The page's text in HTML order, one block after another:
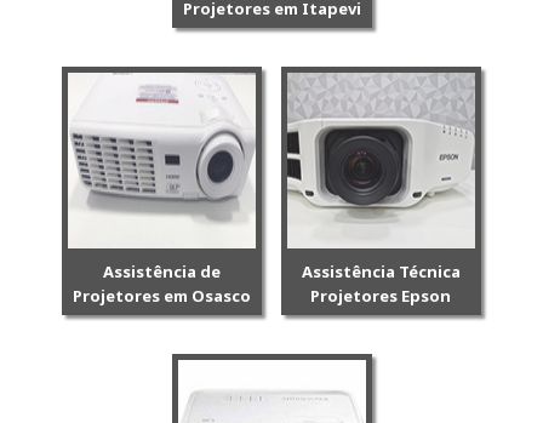
Projetores em Itapevi
Assistência de
Projetores em Osasco
Assistência Técnica
Projetores Epson